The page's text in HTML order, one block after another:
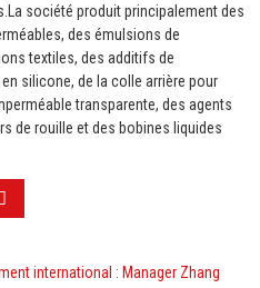
La société produit principalement des
des émulsions de
textiles, des additifs de
silicone, de la colle arrière pour
transparente, des agents
de rouille et des bobines liquides
international : Manager Zhang